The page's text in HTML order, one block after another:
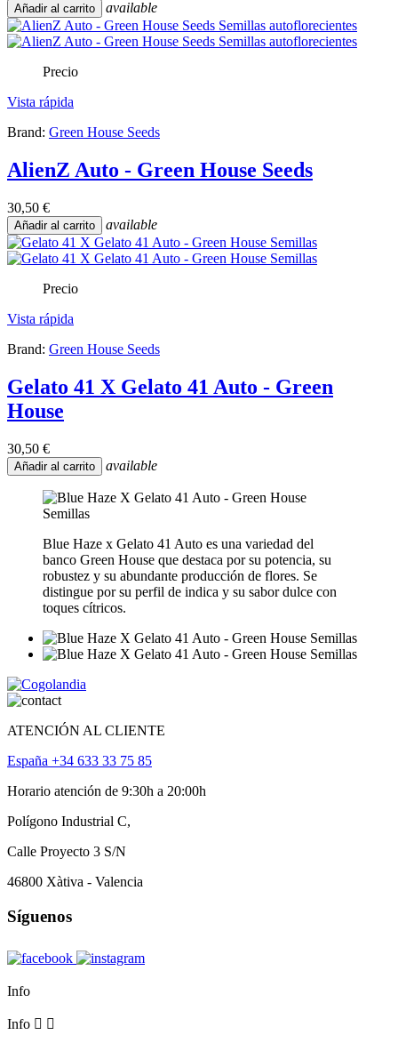
Añadir al carrito available
Precio
Vista rápida
Brand: Green House Seeds
AlienZ Auto - Green House Seeds
30,50 €
Añadir al carrito available
Precio
Vista rápida
Brand: Green House Seeds
Gelato 41 X Gelato 41 Auto - Green
House
30,50 €
Añadir al carrito available
Blue Haze x Gelato 41 Auto es una variedad del
banco Green House que destaca por su potencia, su
robustez y su abundante producción de flores. Se
distingue por su perfil de indica y su sabor dulce con
toques cítricos.
ATENCIÓN AL CLIENTE
España +34 633 33 75 85
Horario atención de 9:30h a 20:00h
Polígono Industrial C,
Calle Proyecto 3 S/N
46800 Xàtiva - Valencia
Síguenos
Info
Info  